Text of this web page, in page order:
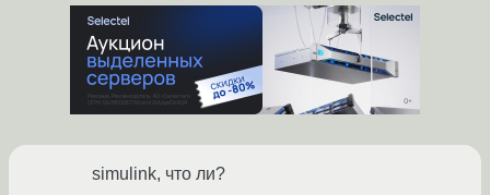
simulink, что ли?